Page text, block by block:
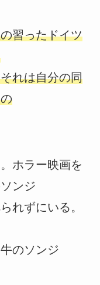
習ったドイツ
れは自分の同
ホラー映画を
ンジ
れずにいる。
のソンジ